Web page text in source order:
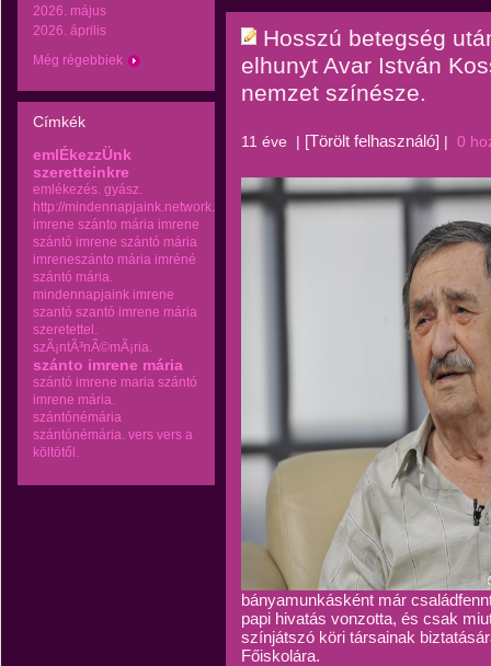
2026. május
2026. április
Még régebbiek
Címkék
emlÉkezzÜnk
szeretteinkre
emlékezés. gyász.
http://mindennapjaink.network.hu
imrene szánto mária imrene
szántó imrene szántó mária
imreneszánto mária imréné
szántó mária.
mindennapjaink imrene
szantó szantó imrene mária
szeretettel.
szÃ¡ntÃ³nÃ©mÃ¡ria.
szánto imrene mária
szántó imrene maria szántó
imrene mária.
szántónémária
szántónémária. vers vers a
költötől.
Hosszú betegség
elhunyt Avar István
nemzet színésze.
11 éve | [Törölt felhasználó] | 0
bányamunkásként már
papi hivatás vonzotta, és csak
színjátszó köri társainak
Főiskolára.